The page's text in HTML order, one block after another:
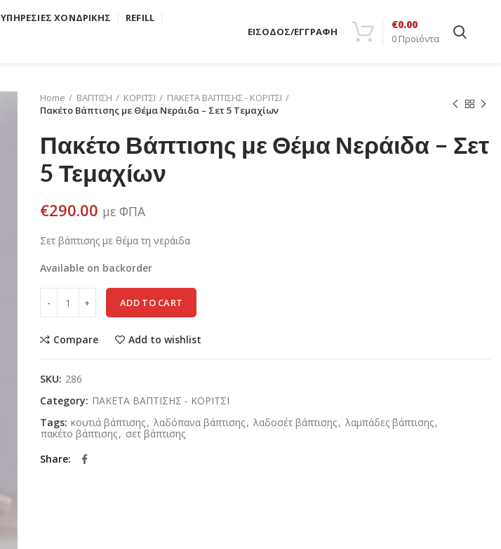
ΥΠΗΡΕΣΙΕΣ ΧΟΝΔΡΙΚΗΣ REFILL
ΕΙΣΟΔΟΣ/ΕΓΓΡΑΦΗ
0 Προϊόντα
€0.00
Home ΒΑΠΤΙΣΗ ΚΟΡΙΤΣΙ
ΠΑΚΕΤΑ ΒΑΠΤΙΣΗΣ - ΚΟΡΙΤΣΙ
Πακέτο Βάπτισης με Θέμα Νεράιδα – Σετ 5 Τεμαχίων
Πακέτο Βάπτισης με Θέμα Νεράιδα – Σετ
5 Τεμαχίων
€290.00 με ΦΠΑ
Σετ βάπτισης με θέμα τη νεράιδα
Available on backorder
ADD TO CART
Compare Add to wishlist
SKU: 286
Category: ΠΑΚΕΤΑ ΒΑΠΤΙΣΗΣ - ΚΟΡΙΤΣΙ
Tags: κουτιά βάπτισης, λαδόπανα βάπτισης, λαδοσέτ βάπτισης, λαμπάδες βάπτισης,
πακέτο βάπτισης, σετ βάπτισης
Share